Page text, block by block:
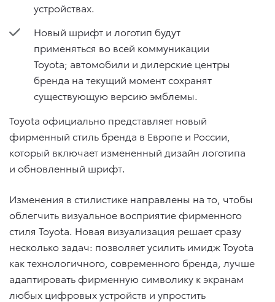
устройствах.
Новый шрифт и логотип будут
применяться во всей коммуникации
Toyota; автомобили и дилерские центры
бренда на текущий момент сохранят
существующую версию эмблемы.
Toyota официально представляет новый
фирменный стиль бренда в Европе и России,
который включает измененный дизайн логотипа
и обновленный шрифт.
Изменения в стилистике направлены на то, чтобы
облегчить визуальное восприятие фирменного
стиля Toyota. Новая визуализация решает сразу
несколько задач: позволяет усилить имидж Toyota
как технологичного, современного бренда, лучше
адаптировать фирменную символику к экранам
любых цифровых устройств и упростить